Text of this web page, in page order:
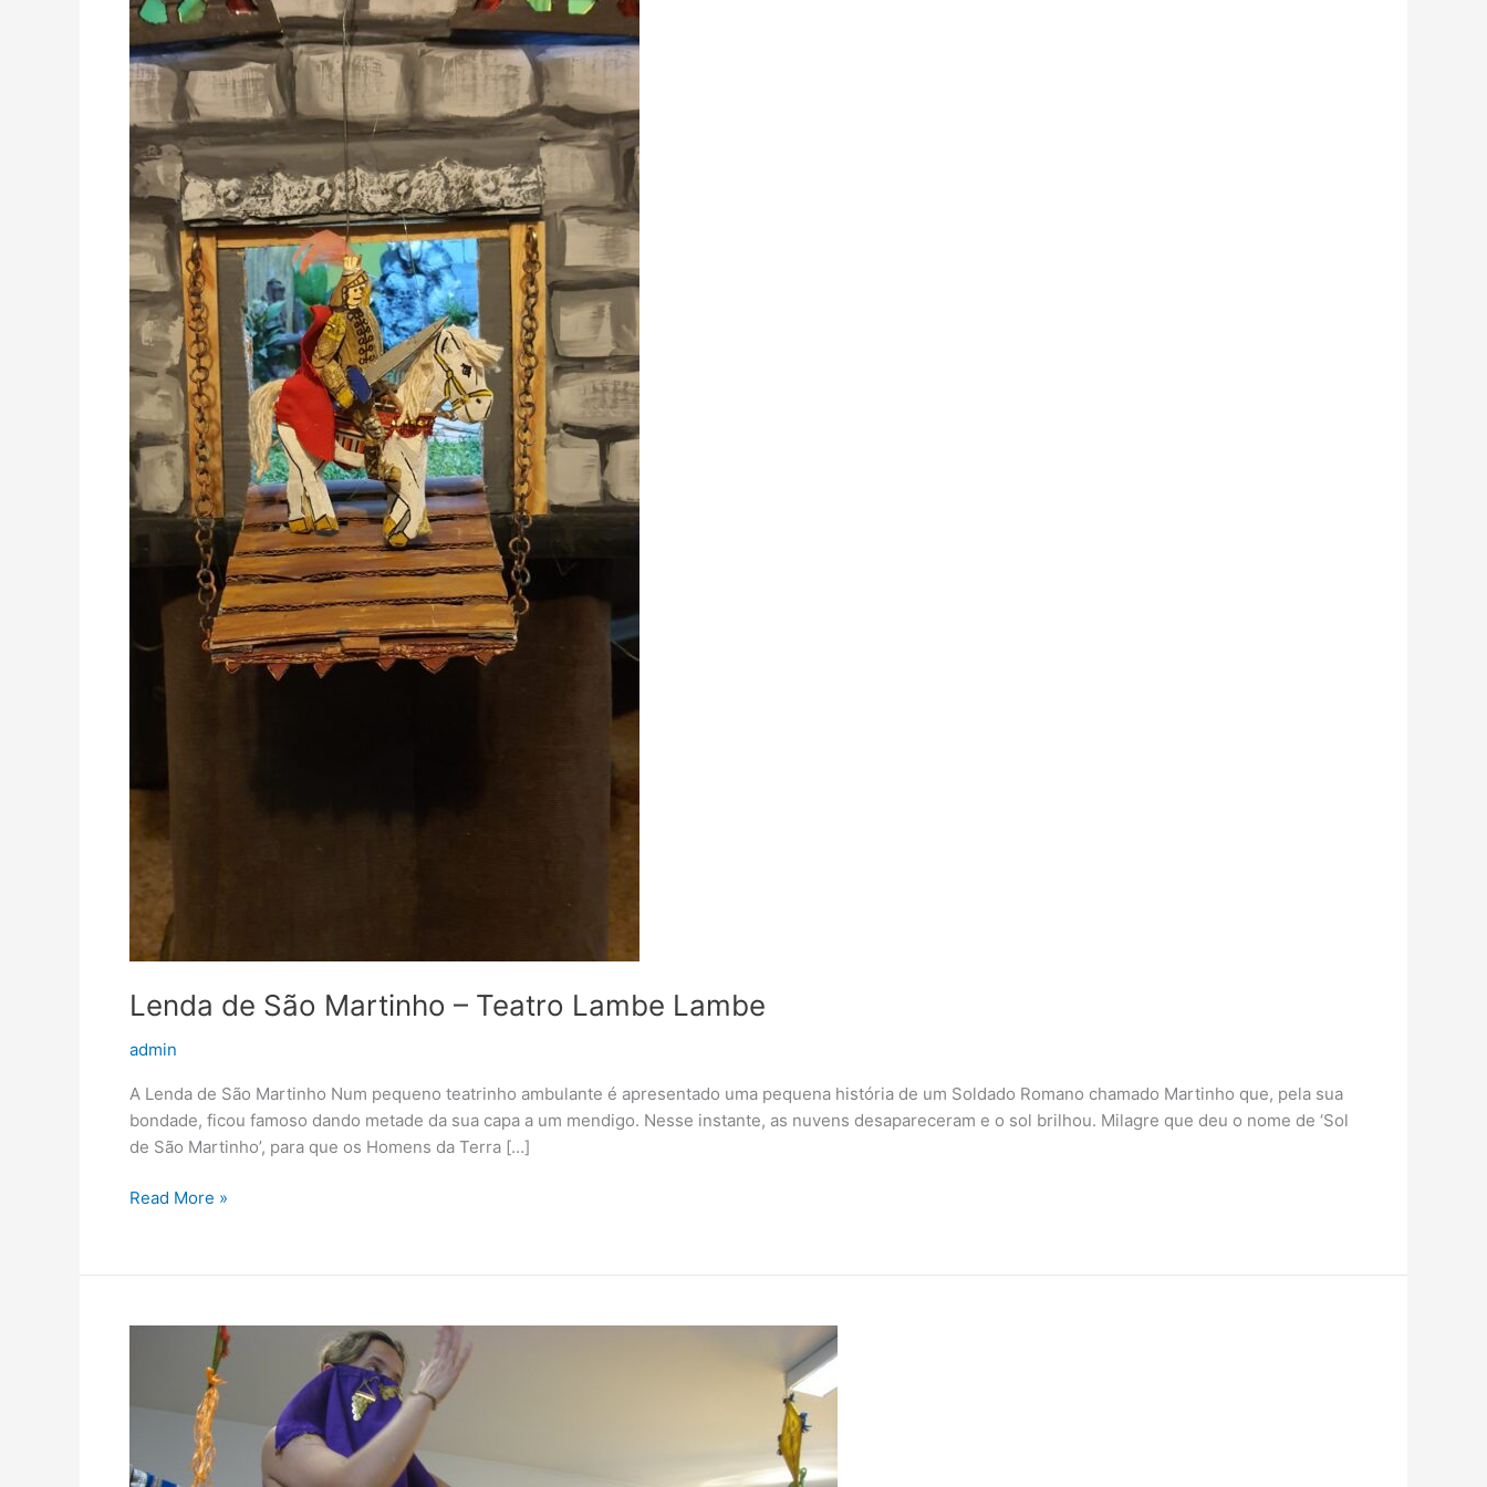
Lenda de São Martinho – Teatro Lambe Lambe
admin
A Lenda de São Martinho Num pequeno teatrinho ambulante é apresentado uma pequena história de um Soldado Romano chamado Martinho que, pela sua
bondade, ficou famoso dando metade da sua capa a um mendigo. Nesse instante, as nuvens desapareceram e o sol brilhou. Milagre que deu o nome de ‘Sol
de São Martinho’, para que os Homens da Terra […]
Lambe
Read More »
Cores